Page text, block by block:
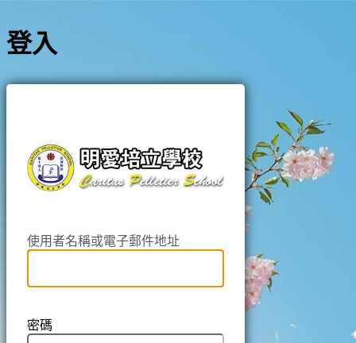
登入
https://
使用者名稱或電子郵件地址
密碼